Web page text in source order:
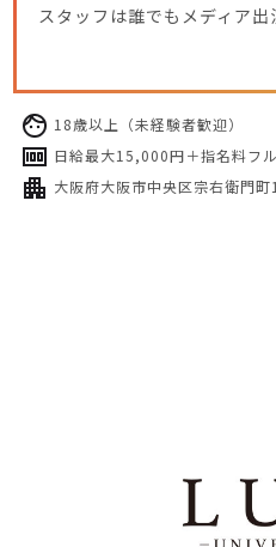
スタッフは誰でもメディア出
18歳以上（未経験者歓迎）
日給最大15,000円＋指名料フ
大阪府大阪市中央区宗右衛門